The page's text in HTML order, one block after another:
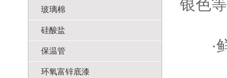
玻璃棉
硅酸盐
保温管
环氧富锌底漆
银色
·鲜